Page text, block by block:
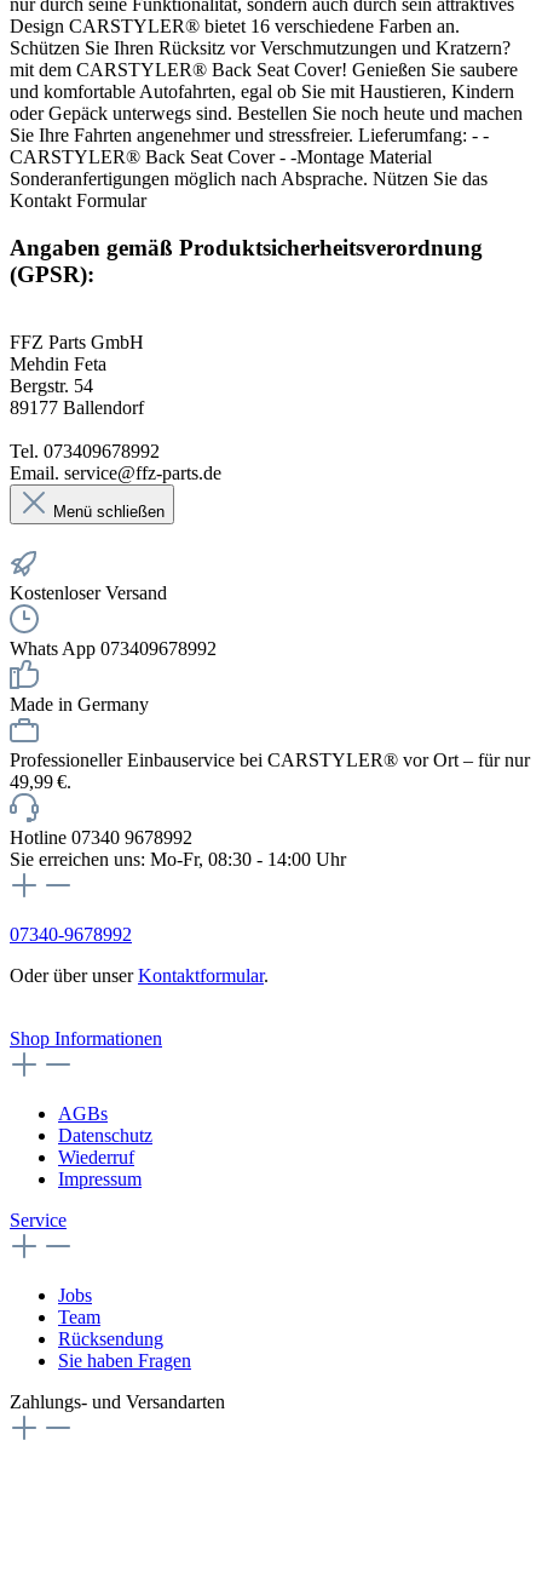
nur durch seine Funktionalität, sondern auch durch sein attraktives
Design CARSTYLER® bietet 16 verschiedene Farben an.
Schützen Sie Ihren Rücksitz vor Verschmutzungen und Kratzern?
mit dem CARSTYLER® Back Seat Cover! Genießen Sie saubere
und komfortable Autofahrten, egal ob Sie mit Haustieren, Kindern
oder Gepäck unterwegs sind. Bestellen Sie noch heute und machen
Sie Ihre Fahrten angenehmer und stressfreier. Lieferumfang: - -
CARSTYLER® Back Seat Cover - -Montage Material
Sonderanfertigungen möglich nach Absprache. Nützen Sie das
Kontakt Formular
Angaben gemäß Produktsicherheitsverordnung
(GPSR):
FFZ Parts GmbH
Mehdin Feta
Bergstr. 54
89177 Ballendorf
Tel. 073409678992
Email. service@ffz-parts.de
Menü schließen
Kostenloser Versand
Whats App 073409678992
Made in Germany
Professioneller Einbauservice bei CARSTYLER® vor Ort – für nur
49,99 €.
Hotline 07340 9678992
Sie erreichen uns: Mo-Fr, 08:30 - 14:00 Uhr
07340-9678992
Oder über unserKontaktformular.
Shop Informationen
AGBs
Datenschutz
Wiederruf
Impressum
Service
Jobs
Team
Rücksendung
Sie haben Fragen
Zahlungs- und Versandarten